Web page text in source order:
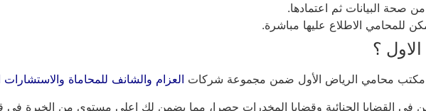
من صحة البيانات ثم اعتمادها.
للمحامي الاطلاع عليها مباشرة.
؟
محامي الرياض الأول ضمن مجموعة شركات العزام والشانف للمحاماة والاستشارات
في القضايا الجنائية وقضايا المخدرات حصرا، مما يضمن لك اعلى مستوى من الخبرة في